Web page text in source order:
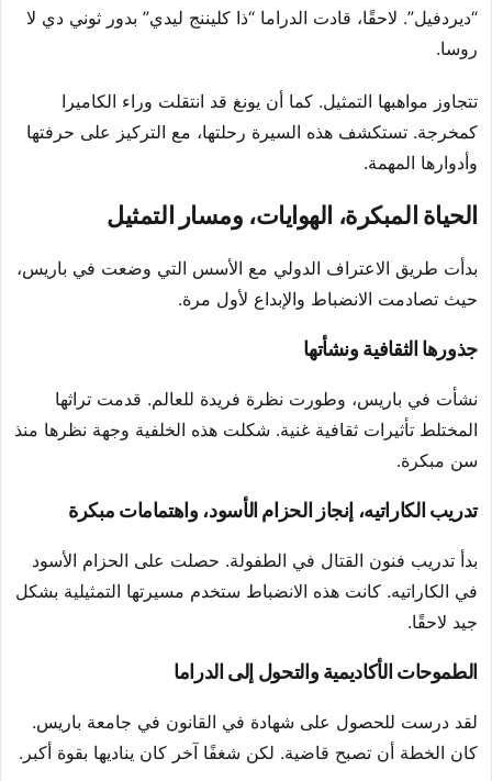
“ديردفيل”. لاحقًا، قادت الدراما “ذا كليننج ليدي” بدور ثوني دي لا
روسا.
تتجاوز مواهبها التمثيل. كما أن يونغ قد انتقلت وراء الكاميرا
كمخرجة. تستكشف هذه السيرة رحلتها، مع التركيز على حرفتها
وأدوارها المهمة.
الحياة المبكرة، الهوايات، ومسار التمثيل
بدأت طريق الاعتراف الدولي مع الأسس التي وضعت في باريس،
حيث تصادمت الانضباط والإبداع لأول مرة.
جذورها الثقافية ونشأتها
نشأت في باريس، وطورت نظرة فريدة للعالم. قدمت تراثها
المختلط تأثيرات ثقافية غنية. شكلت هذه الخلفية وجهة نظرها منذ
سن مبكرة.
تدريب الكاراتيه، إنجاز الحزام الأسود، واهتمامات مبكرة
بدأ تدريب فنون القتال في الطفولة. حصلت على الحزام الأسود
في الكاراتيه. كانت هذه الانضباط ستخدم مسيرتها التمثيلية بشكل
جيد لاحقًا.
الطموحات الأكاديمية والتحول إلى الدراما
لقد درست للحصول على شهادة في القانون في جامعة باريس.
كان الخطة أن تصبح قاضية. لكن شغفًا آخر كان يناديها بقوة أكبر.